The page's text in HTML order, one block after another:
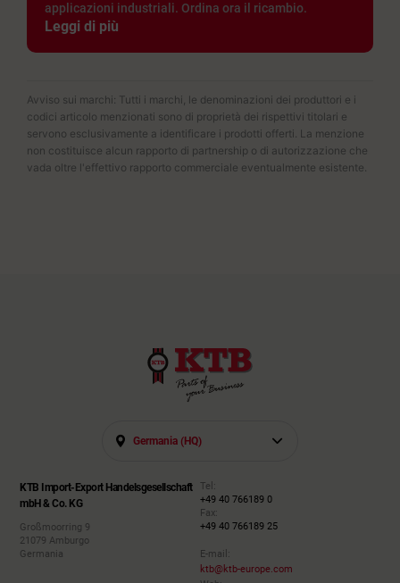
applicazioni industriali. Ordina ora il ricambio.
Leggi di più
Avviso sui marchi: Tutti i marchi, le denominazioni dei produttori e i
codici articolo menzionati sono di proprietà dei rispettivi titolari e
servono esclusivamente a identificare i prodotti offerti. La menzione
non costituisce alcun rapporto di partnership o di autorizzazione che
vada oltre l'effettivo rapporto commerciale eventualmente esistente.
Germania (HQ)
KTB Import-Export Handelsgesellschaft
mbH & Co. KG
Großmoorring 9
21079 Amburgo
Germania
Tel:
+49 40 766189 0
Fax:
+49 40 766189 25
E-mail:
ktb@ktb-europe.com